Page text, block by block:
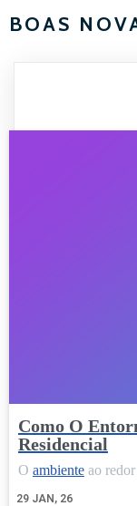
BOAS
Como O
Residencial
29 JAN, 26
O ambiente ao